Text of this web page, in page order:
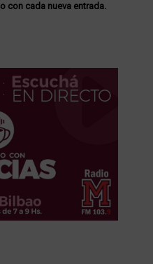
con cada nueva entrada.